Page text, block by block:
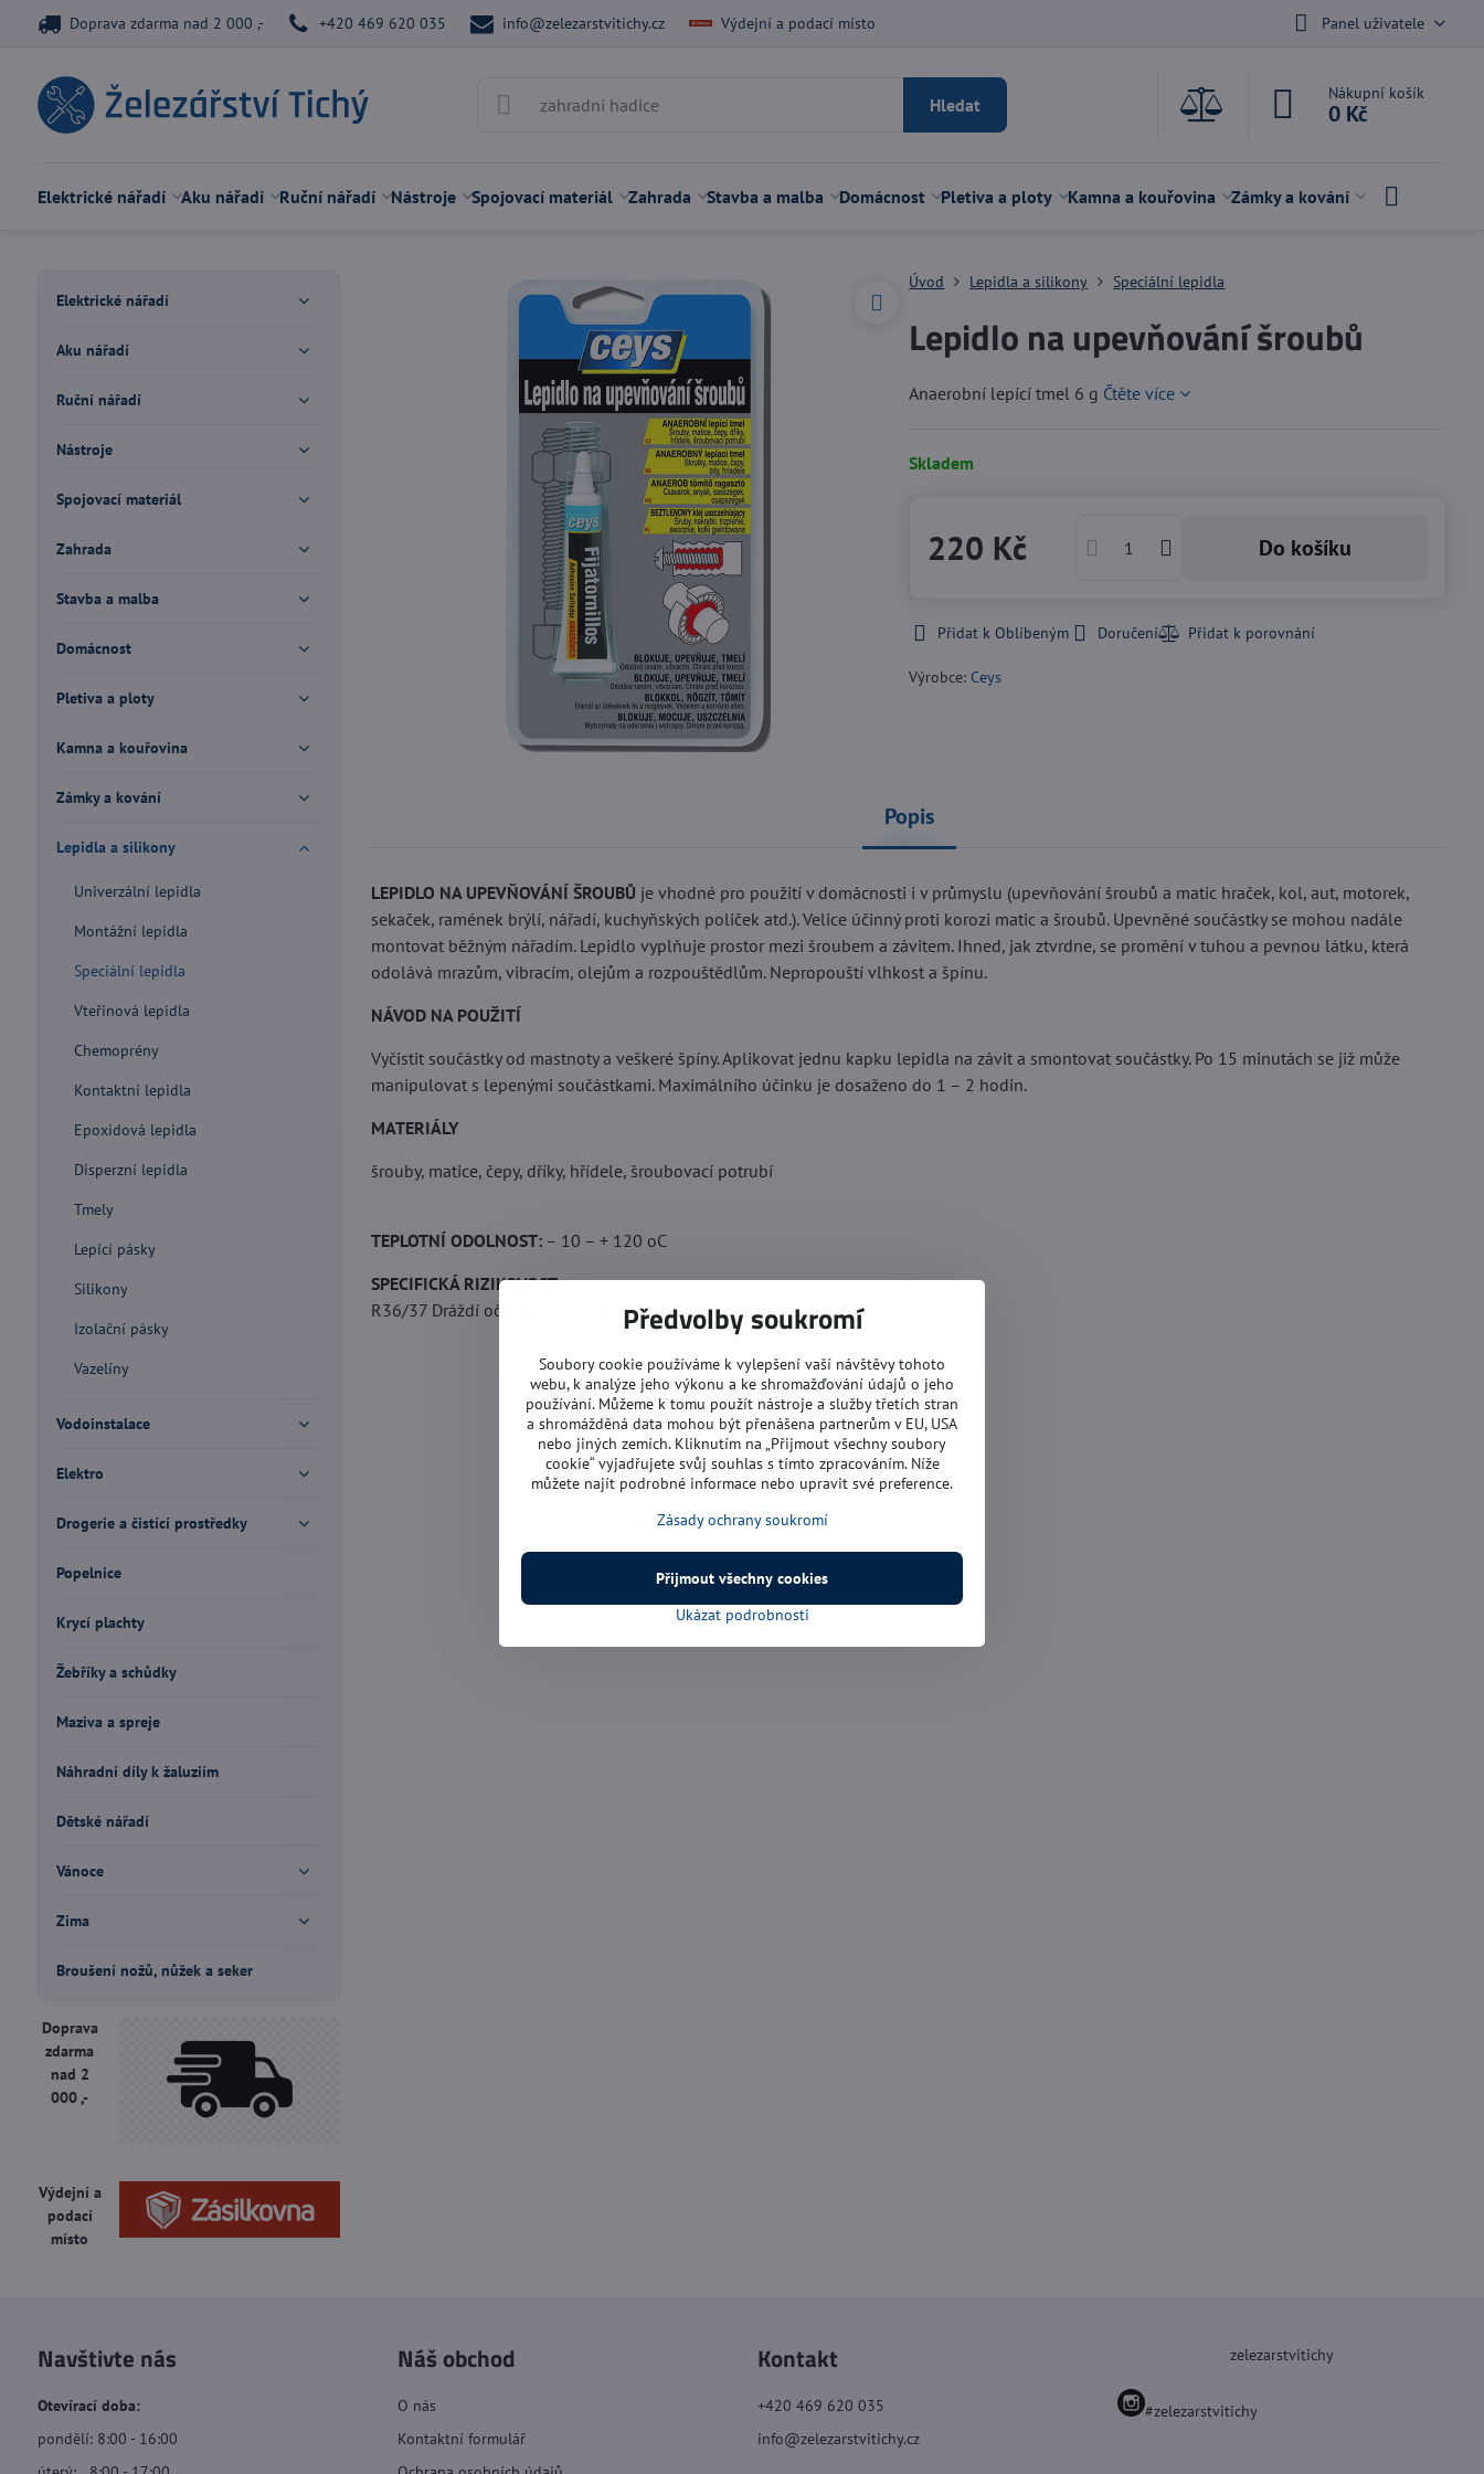
Doprava zdarma nad 2 000 ,- +420 469 620 035 info@zelezarstvitichy.cz Výdejní a podací místo Panel uživatele
Hledat
Nákupní košík
0 Kč
Elektrické nářadí Aku nářadí Ruční nářadí Nástroje Spojovací materiál Zahrada Stavba a malba Domácnost Pletiva a ploty Kamna a kouřovina Zámky a kování
Úvod Lepidla a silikony Speciální lepidla
Lepidlo na upevňování šroubů
Anaerobní lepící tmel 6 g Čtěte více
Skladem
220 Kč Do košíku
Přidat k Oblíbeným Doručení
Výrobce: Ceys
Popis
LEPIDLO NA UPEVŇOVÁNÍ ŠROUBŮ je vhodné pro použití v domácnosti i v průmyslu (upevňování šroubů a matic hraček, kol, aut, motorek,
sekaček, ramének brýlí, nářadí, kuchyňských poliček atd.). Velice účinný proti korozi matic a šroubů. Upevněné součástky se mohou nadále
montovat běžným nářadím. Lepidlo vyplňuje prostor mezi šroubem a závitem. Ihned, jak ztvrdne, se promění v tuhou a pevnou látku, která
odolává mrazům, vibracím, olejům a rozpouštědlům. Nepropouští vlhkost a špínu.
NÁVOD NA POUŽITÍ
Vyčistit součástky od mastnoty a veškeré špíny. Aplikovat jednu kapku lepidla na závit a smontovat součástky. Po 15 minutách se již může
manipulovat s lepenými součástkami. Maximálního účinku je dosaženo do 1 – 2 hodin.
MATERIÁLY
šrouby, matice, čepy, dříky, hřídele, šroubovací potrubí
TEPLOTNÍ ODOLNOST: – 10 – + 120 oC
SPECIFICKÁ RIZIKOVOST
R36/37 Dráždí oči a dýchací orgány.
Elektrické nářadí
Aku nářadí
Ruční nářadí
Nástroje
Spojovací materiál
Zahrada
Stavba a malba
Domácnost
Pletiva a ploty
Kamna a kouřovina
Zámky a kování
Lepidla a silikony
Univerzální lepidla
Montážní lepidla
Speciální lepidla
Vteřinová lepidla
Chemoprény
Kontaktní lepidla
Epoxidová lepidla
Disperzní lepidla
Tmely
Lepící pásky
Silikony
Izolační pásky
Vazelíny
Vodoinstalace
Elektro
Drogerie a čistící prostředky
Popelnice
Krycí plachty
Žebříky a schůdky
Maziva a spreje
Náhradní díly k žaluziím
Dětské nářadí
Vánoce
Zima
Broušení nožů, nůžek a seker
Doprava
zdarma
nad 2
000 ,-
Výdejní a
podací
místo
Navštivte nás
Otevírací doba:
pondělí: 8:00 - 16:00
Náš obchod
O nás
Kontaktní formulář
Kontakt
+420 469 620 035
info@zelezarstvitichy.cz
zelezarstvitichy
#zelezarstvitichy
Předvolby soukromí
Soubory cookie používáme k vylepšení vaší návštěvy tohoto
webu, k analýze jeho výkonu a ke shromažďování údajů o jeho
používání. Můžeme k tomu použít nástroje a služby třetích stran
a shromážděná data mohou být přenášena partnerům v EU, USA
nebo jiných zemích. Kliknutím na „Přijmout všechny soubory
cookie“ vyjadřujete svůj souhlas s tímto zpracováním. Níže
můžete najít podrobné informace nebo upravit své preference.
Zásady ochrany soukromí
Ukázat podrobnosti
Přijmout všechny cookies